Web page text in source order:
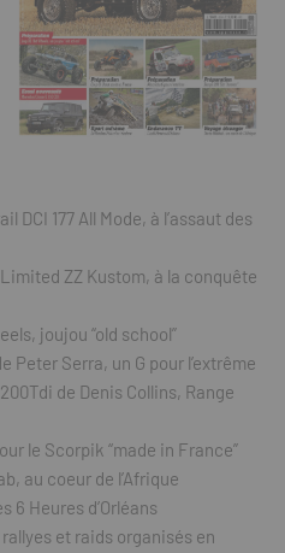
DCI 177 All Mode, à l’assaut des
ZZ Kustom, à la conquête
joujou “old school”
Peter Serra, un G pour l’extrême
de Denis Collins, Range
le Scorpik “made in France”
au coeur de l’Afrique
6 Heures d’Orléans
et raids organisés en